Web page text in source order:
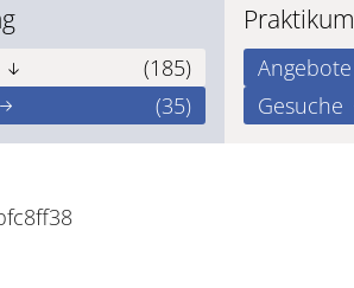
(185)
(35)
Praktikum
Angebote
Gesuche